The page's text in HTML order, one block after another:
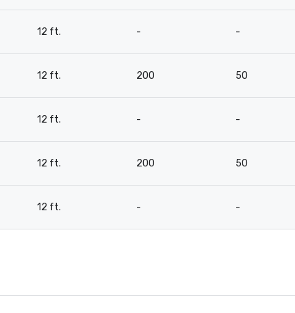
12 ft. - -
12 ft. 200 50
12 ft. - -
12 ft. 200 50
12 ft. - -